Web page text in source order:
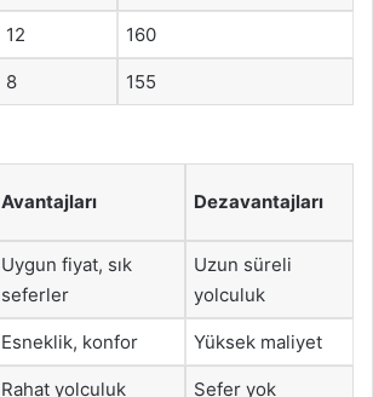
12 160
8 155
Avantajları Dezavantajları
Uygun fiyat, sık
seferler
Uzun süreli
yolculuk
Esneklik, konfor Yüksek maliyet
Rahat yolculuk Sefer yok